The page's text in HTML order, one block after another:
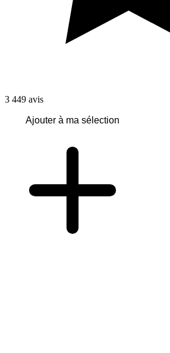
3 449 avis
Ajouter à ma sélection